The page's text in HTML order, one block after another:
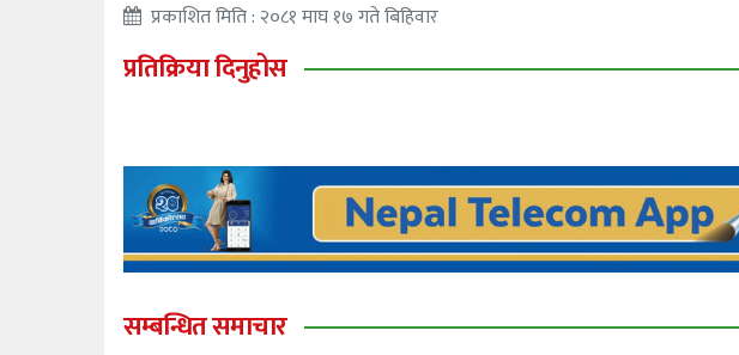
प्रकाशित मिति : २०८१ माघ १७ गते बिहिवार
प्रतिक्रिया दिनुहोस
सम्बन्धित समाचार